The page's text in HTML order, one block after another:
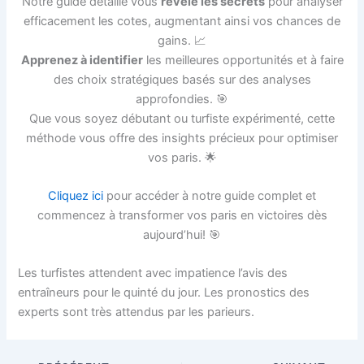
efficacement les cotes, augmentant ainsi vos chances de
gains. 📈
Apprenez à identifierles meilleures opportunités et à faire
des choix stratégiques basés sur des analyses
approfondies. 🎯
Que vous soyez débutant ou turfiste expérimenté, cette
méthode vous offre des insights précieux pour optimiser
vos paris. 🌟
Cliquez ici pour accéder à notre guide complet et
commencez à transformer vos paris en victoires dès
aujourd’hui! 🎯
Les turfistes attendent avec impatience l’avis des
entraîneurs pour le quinté du jour. Les pronostics des
experts sont très attendus par les parieurs.